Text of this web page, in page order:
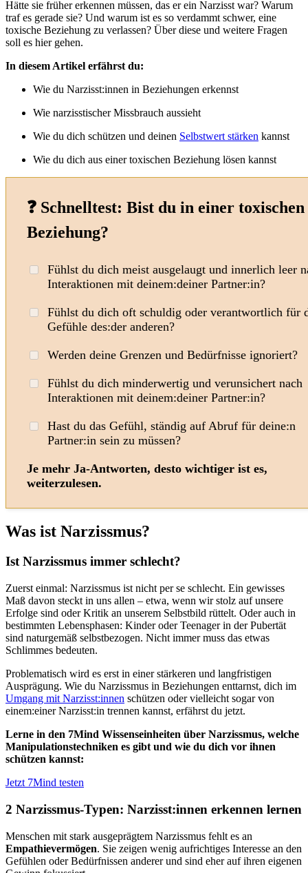
Hätte sie früher erkennen müssen, das er ein Narzisst war? Warum
traf es gerade sie? Und warum ist es so verdammt schwer, eine
toxische Beziehung zu verlassen? Über diese und weitere Fragen
soll es hier gehen.
In diesem Artikel erfährst du:
Wie du Narzisst:innen in Beziehungen erkennst
Wie narzisstischer Missbrauch aussieht
Wie du dich schützen und deinen Selbstwert stärken kannst
Wie du dich aus einer toxischen Beziehung lösen kannst
❓ Schnelltest: Bist du in einer toxischen
Beziehung?
Fühlst du dich meist ausgelaugt und innerlich leer
Interaktionen mit deinem:deiner Partner:in?
Fühlst du dich oft schuldig oder verantwortlich für
Gefühle des:der anderen?
Werden deine Grenzen und Bedürfnisse ignoriert?
Fühlst du dich minderwertig und verunsichert nach
Interaktionen mit deinem:deiner Partner:in?
Hast du das Gefühl, ständig auf Abruf für deine:n
Partner:in sein zu müssen?
Je mehr Ja-Antworten, desto wichtiger ist es,
weiterzulesen.
Was ist Narzissmus?
Ist Narzissmus immer schlecht?
Zuerst einmal: Narzissmus ist nicht per se schlecht. Ein gewisses
Maß davon steckt in uns allen – etwa, wenn wir stolz auf unsere
Erfolge sind oder Kritik an unserem Selbstbild rüttelt. Oder auch in
bestimmten Lebensphasen: Kinder oder Teenager in der Pubertät
sind naturgemäß selbstbezogen. Nicht immer muss das etwas
Schlimmes bedeuten.
Problematisch wird es erst in einer stärkeren und langfristigen
Ausprägung. Wie du Narzissmus in Beziehungen enttarnst, dich im
Umgang mit Narzisst:innen schützen oder vielleicht sogar von
einem:einer Narzisst:in trennen kannst, erfährst du jetzt.
Lerne in den 7Mind Wissenseinheiten über Narzissmus, welche
Manipulationstechniken es gibt und wie du dich vor ihnen
schützen kannst:
Jetzt 7Mind testen
2 Narzissmus-Typen: Narzisst:innen erkennen lernen
Menschen mit stark ausgeprägtem Narzissmus fehlt es an
Empathievermögen. Sie zeigen wenig aufrichtiges Interesse an den
Gefühlen oder Bedürfnissen anderer und sind eher auf ihren eigenen